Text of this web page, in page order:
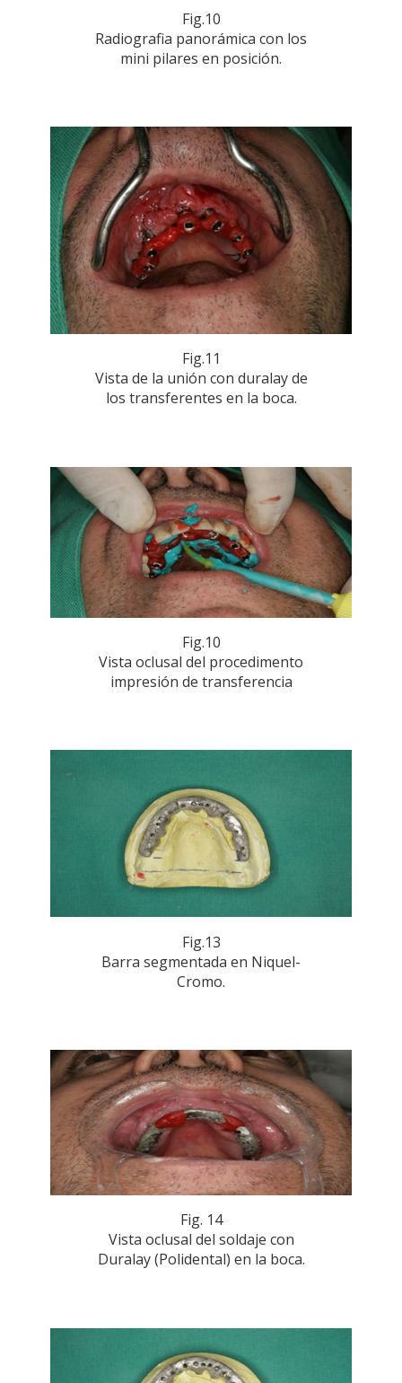
Fig.10
Radiografia panorámica con los
mini pilares en posición.
Fig.11
Vista de la unión con duralay de
los transferentes en la boca.
Fig.10
Vista oclusal del procedimento
impresión de transferencia
Fig.13
Barra segmentada en Niquel-
Cromo.
Fig. 14
Vista oclusal del soldaje con
Duralay (Polidental) en la boca.